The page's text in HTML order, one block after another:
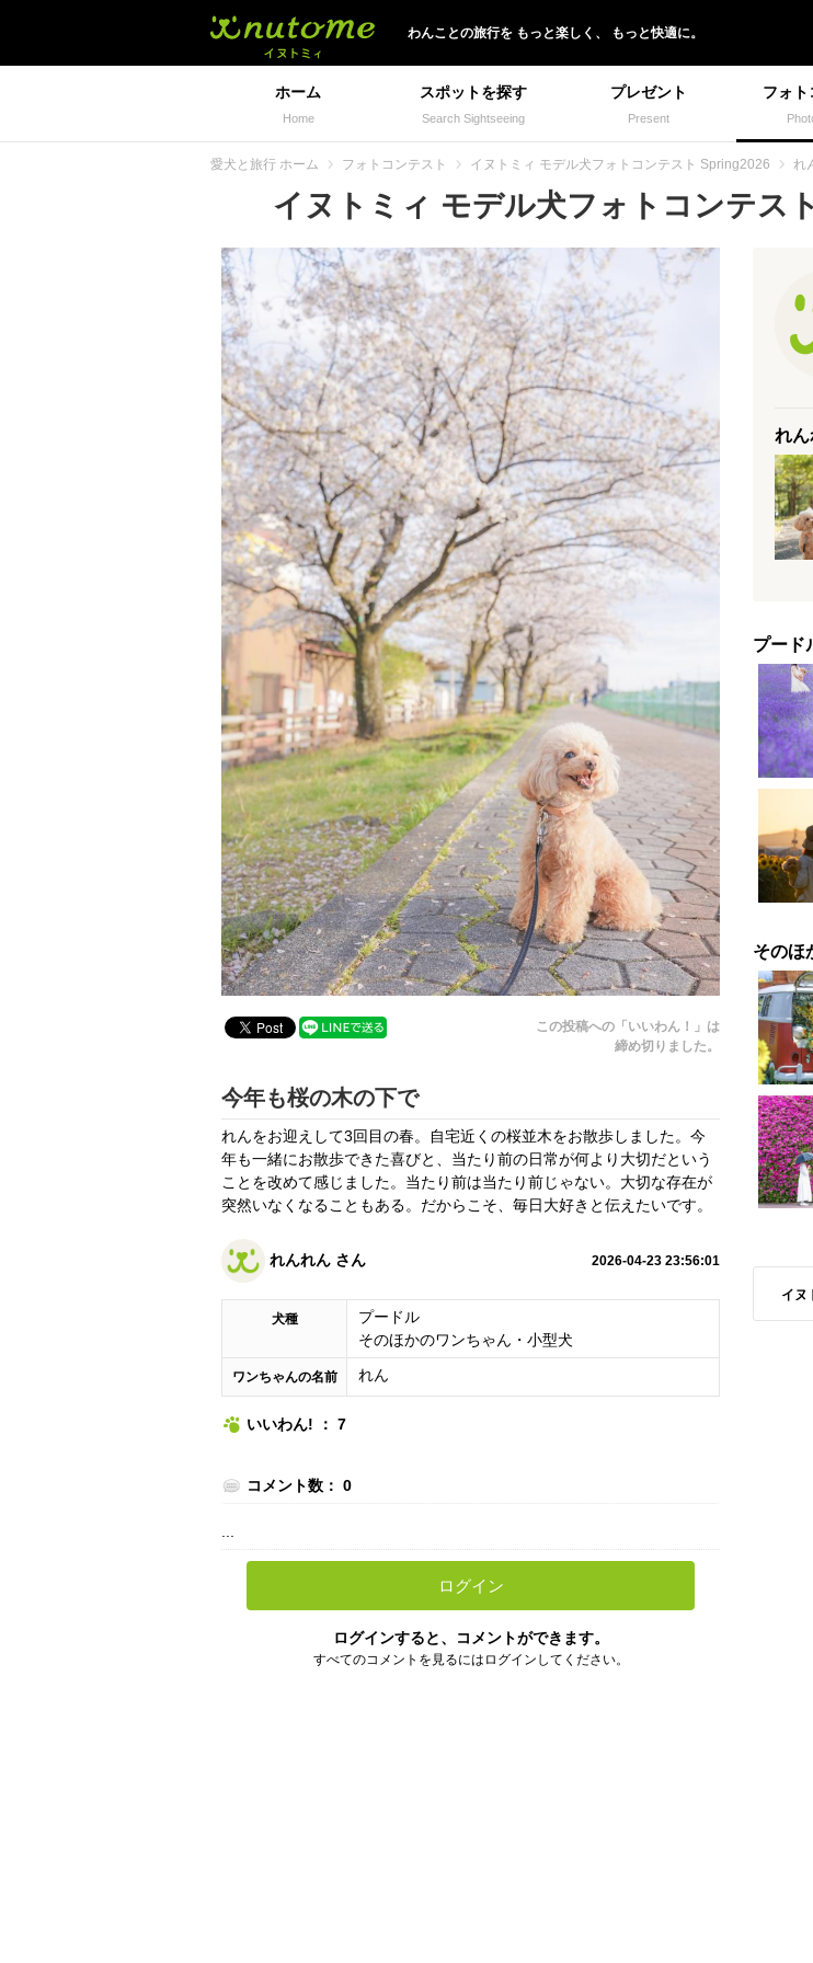
わんことの旅行を もっと楽しく、 もっと快適に。
ホーム
Home
スポットを探す
Search Sightseeing
プレゼント
Present
フォト
愛犬と旅行 ホーム フォトコンテスト イヌトミィ モデル犬フォトコンテスト Spring2026 れ
イヌトミィ モデル犬フォトコンテス
この投稿への「いいわん！」は
締め切りました。
今年も桜の木の下で
れんをお迎えして3回目の春。自宅近くの桜並木をお散歩しました。今
年も一緒にお散歩できた喜びと、当たり前の日常が何より大切だという
ことを改めて感じました。当たり前は当たり前じゃない。大切な存在が
突然いなくなることもある。だからこそ、毎日大好きと伝えたいです。
れんれん さん 2026-04-23 23:56:01
犬種
プードル
そのほかのワンちゃん・小型犬
ワンちゃんの名前 れん
いいわん! ： 7
コメント数： 0
ログイン
ログインすると、コメントができます。
すべてのコメントを見るにはログインしてください。
れ
プード
そのほ
イヌ